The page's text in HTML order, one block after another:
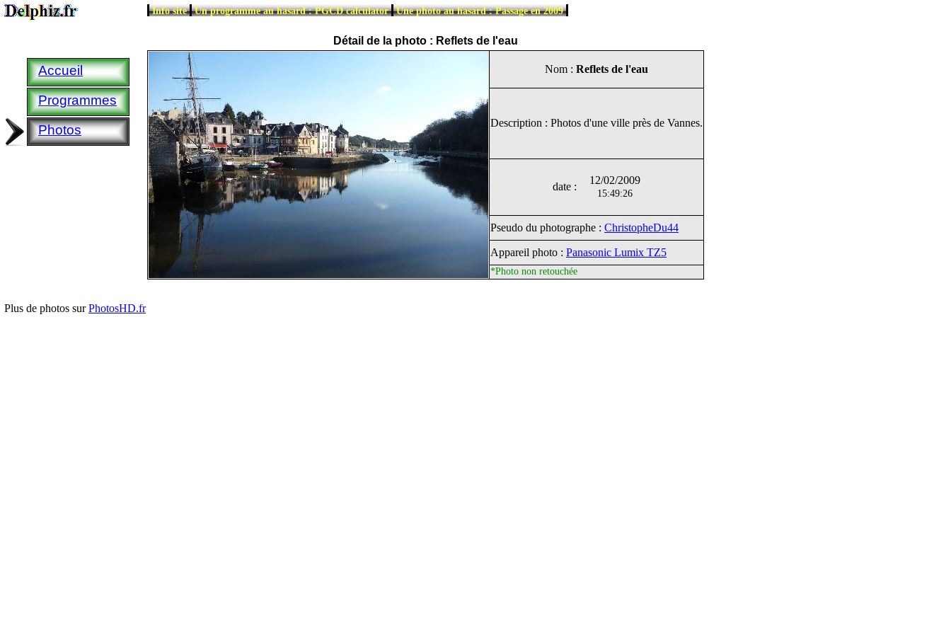
Info site Un programme au hasard : PGCD calculator Une photo au hasard : Passage en 2009
Accueil
Programmes
Photos
Détail de la photo : Reflets de l'eau
Nom : Reflets de l'eau
Description : Photos d'une ville près de Vannes.
date :
12/02/2009
15:49:26
Pseudo du photographe : ChristopheDu44
Appareil photo : Panasonic Lumix TZ5
*Photo non retouchée
Plus de photos surPhotosHD.fr